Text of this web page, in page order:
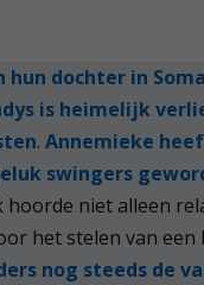
hun dochter in
is heimelijk
.Annemieke
swingers
niet alleen
het stelen van een
nog steeds de